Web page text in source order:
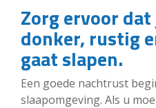
Zorg ervoor
donker, rustig
gaat slapen.
Een goede nachtrust
slaapomgeving. Als u